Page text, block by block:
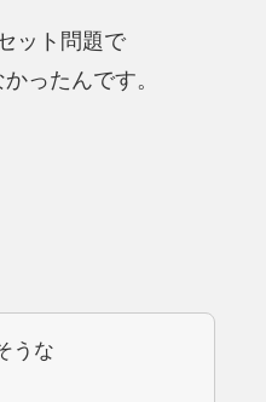
ット問題で
ったんです。
うな